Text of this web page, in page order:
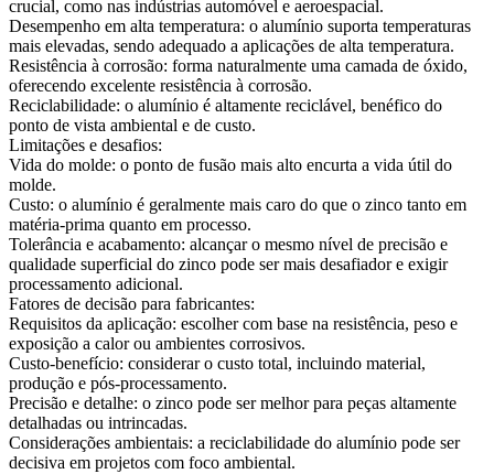
crucial, como nas indústrias automóvel e aeroespacial.
Desempenho em alta temperatura: o alumínio suporta temperaturas
mais elevadas, sendo adequado a aplicações de alta temperatura.
Resistência à corrosão: forma naturalmente uma camada de óxido,
oferecendo excelente resistência à corrosão.
Reciclabilidade: o alumínio é altamente reciclável, benéfico do
ponto de vista ambiental e de custo.
Limitações e desafios:
Vida do molde: o ponto de fusão mais alto encurta a vida útil do
molde.
Custo: o alumínio é geralmente mais caro do que o zinco tanto em
matéria-prima quanto em processo.
Tolerância e acabamento: alcançar o mesmo nível de precisão e
qualidade superficial do zinco pode ser mais desafiador e exigir
processamento adicional.
Fatores de decisão para fabricantes:
Requisitos da aplicação: escolher com base na resistência, peso e
exposição a calor ou ambientes corrosivos.
Custo-benefício: considerar o custo total, incluindo material,
produção e pós-processamento.
Precisão e detalhe: o zinco pode ser melhor para peças altamente
detalhadas ou intrincadas.
Considerações ambientais: a reciclabilidade do alumínio pode ser
decisiva em projetos com foco ambiental.